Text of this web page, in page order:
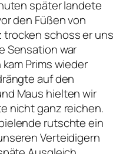
später landete
den Füßen von
trocken schoss er uns
Sensation war
Prims wieder
auf den
Maus hielten wir
nicht ganz reichen.
rutschte ein
Verteidigern